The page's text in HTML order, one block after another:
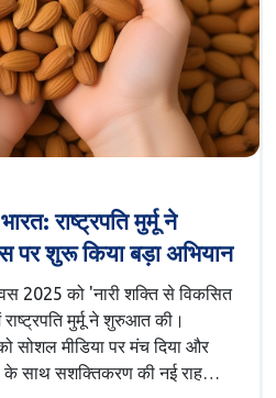
राष्ट्रपति मुर्मू ने
पर शुरू किया बड़ा अभियान
2025 को 'नारी शक्ति से विकसित
मुर्मू ने शुरुआत की।
सोशल मीडिया पर मंच दिया और
के साथ सशक्तिकरण की नई राह